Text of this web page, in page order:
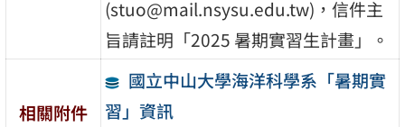
(stuo@mail.nsysu.edu.tw)，信件主
旨請註明「2025 暑期實習生計畫」。
相關附件
國立中山大學海洋科學系「暑期實
習」資訊